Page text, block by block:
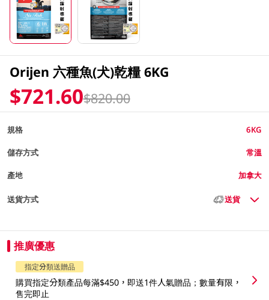
Orijen 六種魚(犬)乾糧 6KG
$721.60$820.00
規格 6KG
儲存方式 常溫
產地 加拿大
送貨方式 送貨
推廣優惠
指定分類送贈品
購買指定分類產品每滿$450，即送1件人氣贈品；數量有限，
售完即止